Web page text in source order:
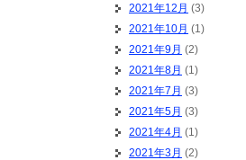
2021年12月 (3)
2021年10月 (1)
2021年9月 (2)
2021年8月 (1)
2021年7月 (3)
2021年5月 (3)
2021年4月 (1)
2021年3月 (2)